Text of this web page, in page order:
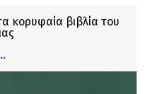
κορυφαία βιβλία του